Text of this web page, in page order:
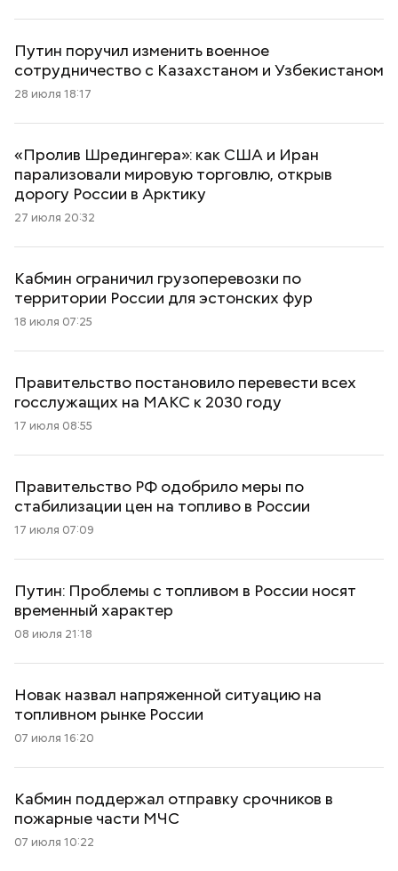
Путин поручил изменить военное
сотрудничество с Казахстаном и Узбекистаном
28 июля 18:17
«Пролив Шредингера»: как США и Иран
парализовали мировую торговлю, открыв
дорогу России в Арктику
27 июля 20:32
Кабмин ограничил грузоперевозки по
территории России для эстонских фур
18 июля 07:25
Правительство постановило перевести всех
госслужащих на МАКС к 2030 году
17 июля 08:55
Правительство РФ одобрило меры по
стабилизации цен на топливо в России
17 июля 07:09
Путин: Проблемы с топливом в России носят
временный характер
08 июля 21:18
Новак назвал напряженной ситуацию на
топливном рынке России
07 июля 16:20
Кабмин поддержал отправку срочников в
пожарные части МЧС
07 июля 10:22